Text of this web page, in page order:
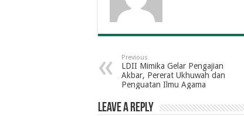
Previous
LDII Mimika Gelar Pengajian
Akbar, Pererat Ukhuwah dan
Penguatan Ilmu Agama
Leave a Reply